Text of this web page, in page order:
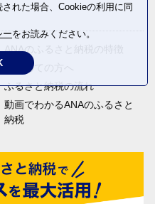
ANAのふるさと納税の特徴
はじめての方へ
ふるさと納税の流れ
動画でわかるANAのふるさと
納税
れた場合、Cookieの利用に同
ーをお読みください。